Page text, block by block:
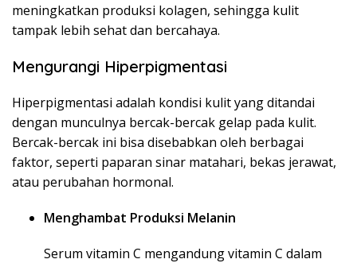
meningkatkan produksi kolagen, sehingga kulit
tampak lebih sehat dan bercahaya.
Mengurangi Hiperpigmentasi
Hiperpigmentasi adalah kondisi kulit yang ditandai
dengan munculnya bercak-bercak gelap pada kulit.
Bercak-bercak ini bisa disebabkan oleh berbagai
faktor, seperti paparan sinar matahari, bekas jerawat,
atau perubahan hormonal.
Menghambat Produksi Melanin
Serum vitamin C mengandung vitamin C dalam